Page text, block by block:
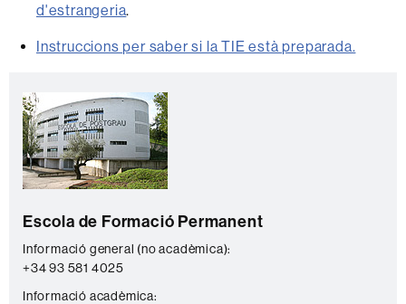
d'estrangeria.
Instruccions per saber si la TIE està preparada.
complementària
C
o
n
t
c
t
e
Escola de Formació Permanent
Informació general (no acadèmica):
+34 93 581 4025
Informació acadèmica: